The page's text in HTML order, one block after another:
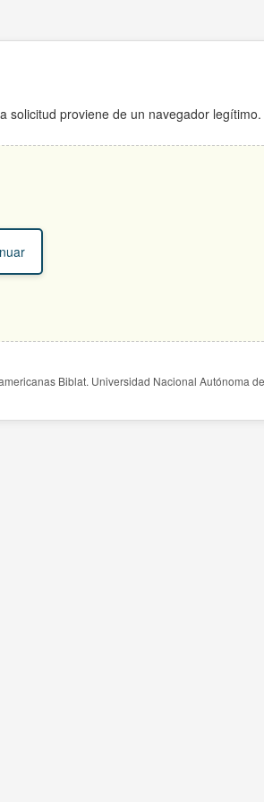
solicitud proviene de un navegador legítimo.
Biblat. Universidad Nacional Autónoma